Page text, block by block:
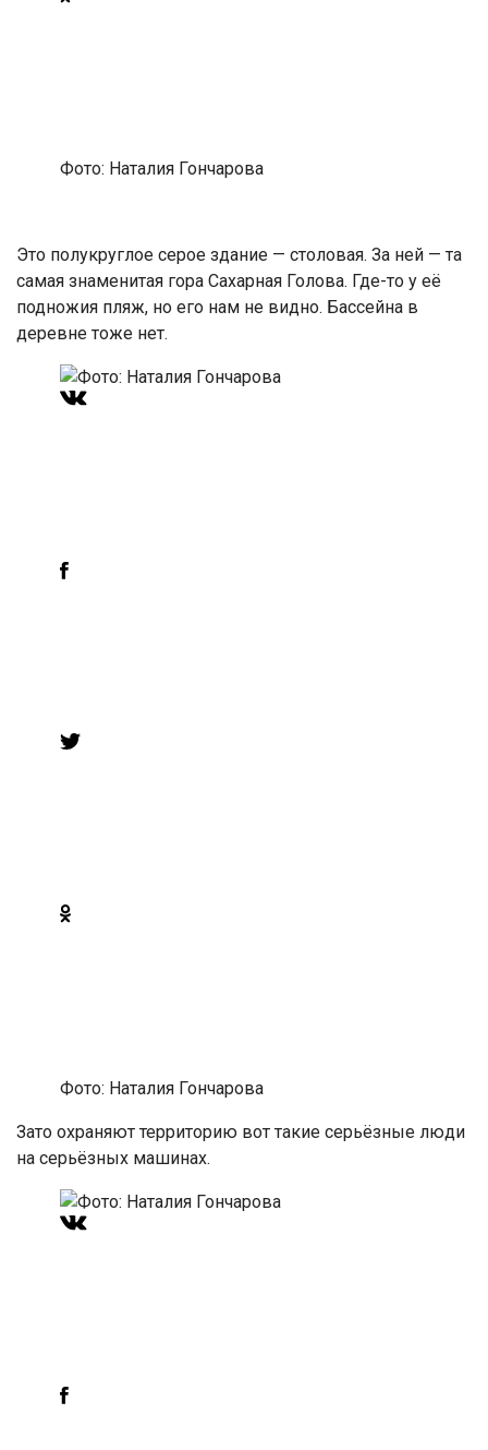
Фото: Наталия Гончарова
Это полукруглое серое здание — столовая. За ней — та
самая знаменитая гора Сахарная Голова. Где-то у её
подножия пляж, но его нам не видно. Бассейна в
деревне тоже нет.
Фото: Наталия Гончарова
Зато охраняют территорию вот такие серьёзные люди
на серьёзных машинах.